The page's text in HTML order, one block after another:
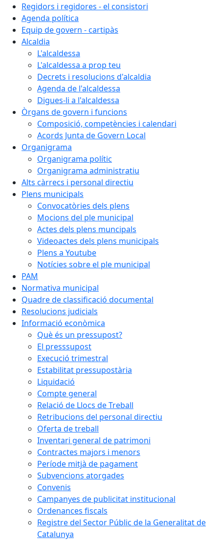
Regidors i regidores - el consistori
Agenda política
Equip de govern - cartipàs
Alcaldia
L'alcaldessa
L'alcaldessa a prop teu
Decrets i resolucions d'alcaldia
Agenda de l'alcaldessa
Digues-li a l'alcaldessa
Òrgans de govern i funcions
Composició, competències i calendari
Acords Junta de Govern Local
Organigrama
Organigrama polític
Organigrama administratiu
Alts càrrecs i personal directiu
Plens municipals
Convocatòries dels plens
Mocions del ple municipal
Actes dels plens muncipals
Videoactes dels plens municipals
Plens a Youtube
Notícies sobre el ple municipal
PAM
Normativa municipal
Quadre de classificació documental
Resolucions judicials
Informació econòmica
Què és un pressupost?
El presssupost
Execució trimestral
Estabilitat pressupostària
Liquidació
Compte general
Relació de Llocs de Treball
Retribucions del personal directiu
Oferta de treball
Inventari general de patrimoni
Contractes majors i menors
Període mitjà de pagament
Subvencions atorgades
Convenis
Campanyes de publicitat institucional
Ordenances fiscals
Registre del Sector Públic de la Generalitat de
Catalunya